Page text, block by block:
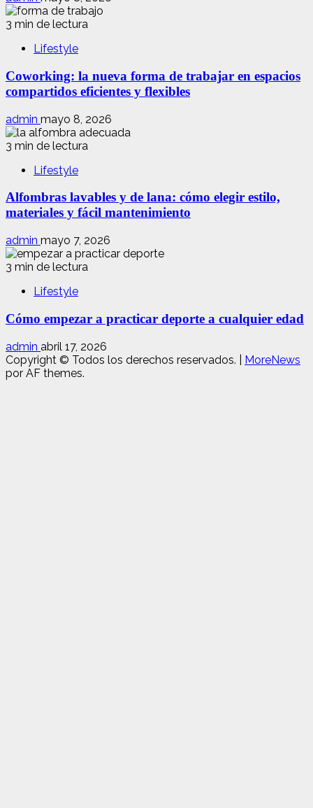
3 min de lectura
Lifestyle
Coworking: la nueva forma de trabajar en espacios
compartidos eficientes y flexibles
admin mayo 8, 2026
3 min de lectura
Lifestyle
Alfombras lavables y de lana: cómo elegir estilo,
materiales y fácil mantenimiento
admin mayo 7, 2026
3 min de lectura
Lifestyle
Cómo empezar a practicar deporte a cualquier edad
admin abril 17, 2026
Copyright © Todos los derechos reservados.
MoreNews
por AF themes.